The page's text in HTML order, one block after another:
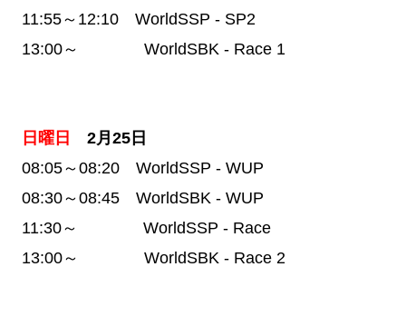
11:55～12:10 WorldSSP - SP2
13:00～ WorldSBK - Race 1
日曜日
2月25日
08:05～ 08:20 WorldSSP - WUP
08:30～08:45 WorldSBK - WUP
11:30～ WorldSSP - Race
13:00～ WorldSBK - Race 2